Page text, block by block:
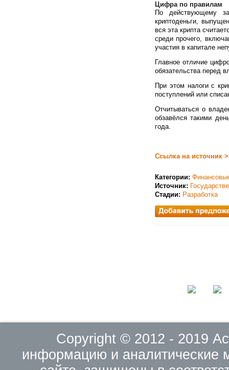
Цифра по правилам
По действующему
криптоденьги,
вся эта крипта
среди прочего,
участия в капитале
Главное отличие
обязательства перед
При этом налоги с
поступлений или
Отчитываться о
обзавёлся такими
года.
Ссылка на источник
Категории:
Источник:
Стадии: Разработка
Copyright © 2012 - 2019
информацию и